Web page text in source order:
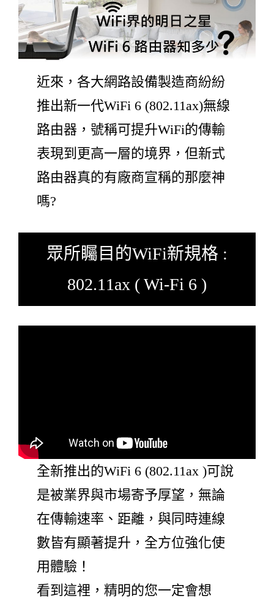
近來，各大網路設備製造商紛紛
推出新一代WiFi 6 (802.11ax)無線
路由器，號稱可提升WiFi的傳輸
表現到更高一層的境界，但新式
路由器真的有廠商宣稱的那麼神
嗎?
眾所矚目的WiFi新規格 :
802.11ax ( Wi-Fi 6 )
全新推出的WiFi 6 (802.11ax )可說
是被業界與市場寄予厚望，無論
在傳輸速率、距離，與同時連線
數皆有顯著提升，全方位強化使
用體驗！
看到這裡，精明的您一定會想